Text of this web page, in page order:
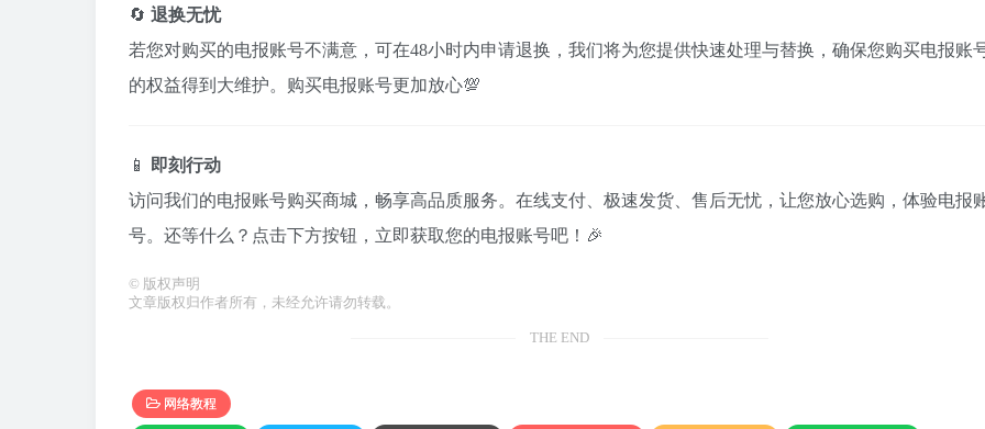
🔄 退换无忧
若您对购买的电报账号不满意，可在48小时内申请退换，我们将为您提供快速处理与替换，确保您购买电报账
的权益得到大维护。购买电报账号更加放心💯
📱
即刻行动
访问我们的电报账号购买商城，畅享高品质服务。在线支付、极速发货、售后无忧，让您放心选购，体验电报
号。还等什么？点击下方按钮，立即获取您的电报账号吧！🎉
© 版权声明
文章版权归作者所有，未经允许请勿转载。
THE END
网络教程